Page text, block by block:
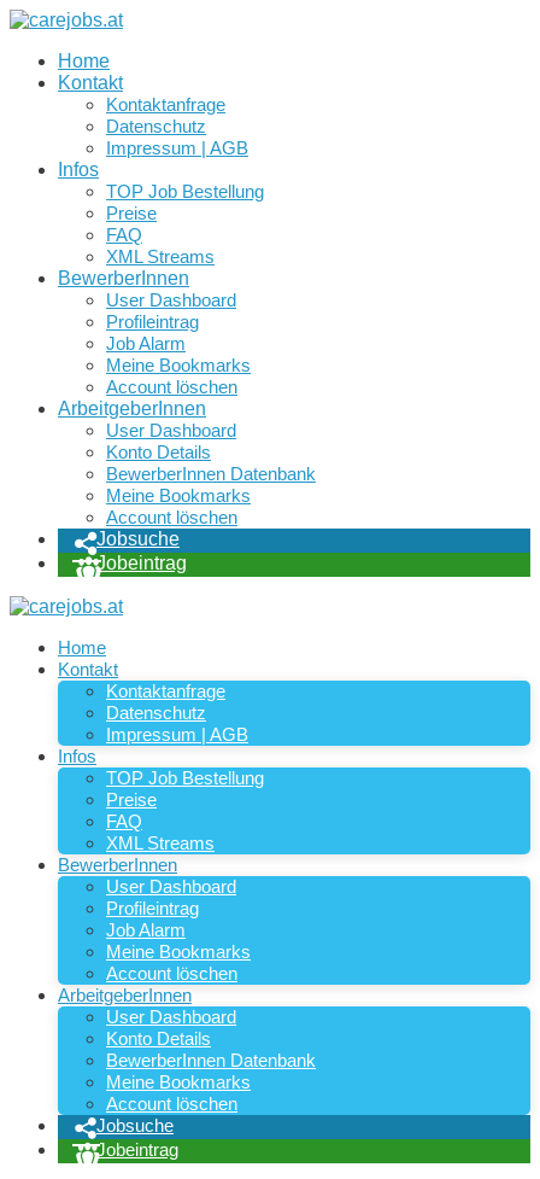
Home
Kontakt
Kontaktanfrage
Datenschutz
Impressum | AGB
Infos
TOP Job Bestellung
Preise
FAQ
XML Streams
BewerberInnen
User Dashboard
Profileintrag
Job Alarm
Meine Bookmarks
Account löschen
ArbeitgeberInnen
User Dashboard
Konto Details
BewerberInnen Datenbank
Meine Bookmarks
Account löschen
Jobsuche
Jobeintrag
Home
Kontakt
Kontaktanfrage
Datenschutz
Impressum | AGB
Infos
TOP Job Bestellung
Preise
FAQ
XML Streams
BewerberInnen
User Dashboard
Profileintrag
Job Alarm
Meine Bookmarks
Account löschen
ArbeitgeberInnen
User Dashboard
Konto Details
BewerberInnen Datenbank
Meine Bookmarks
Account löschen
Jobsuche
Jobeintrag